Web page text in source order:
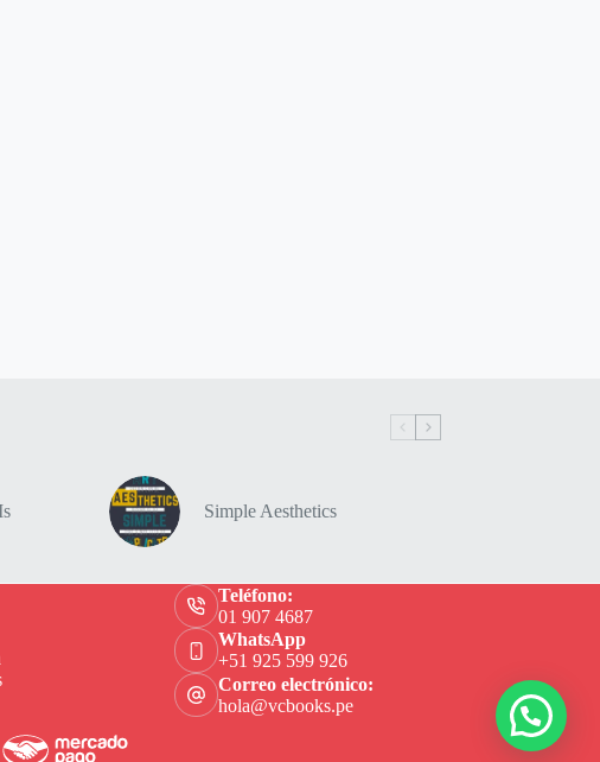
Simple Aesthetics
Teléfono:
01 907 4687
WhatsApp
+51 925 599 926
Correo electrónico:
hola@vcbooks.pe